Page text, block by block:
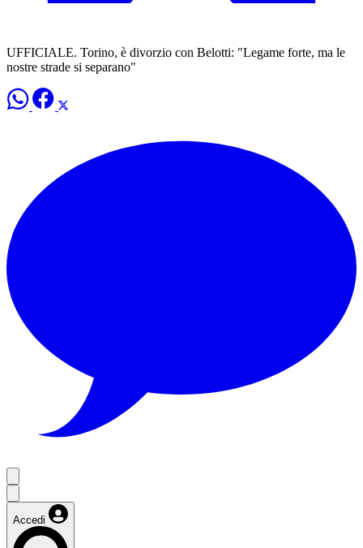
UFFICIALE. Torino, è divorzio con Belotti: "Legame forte, ma le
nostre strade si separano"
Accedi